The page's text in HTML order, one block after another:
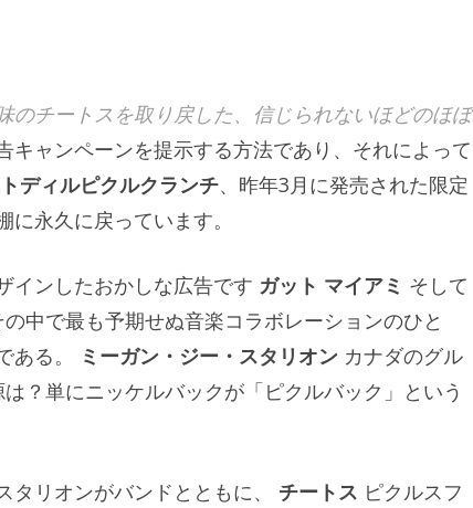
のチートスを取り戻した、信じられないほどのほぼ
キャンペーンを提示する方法であり、それによって
ディルピクルクランチ、昨年3月に発売された限定
永久に戻っています。
インしたおかしな広告です ガット マイアミ そして
中で最も予期せぬ音楽コラボレーションのひと
ある。
ミーガン・ジー・スタリオン カナダのグル
？単にニッケルバックが「ピクルバック」という
リオンがバンドとともに、 チートス ピクルスフ